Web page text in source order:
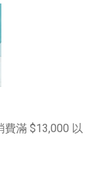
滿 $13,000 以